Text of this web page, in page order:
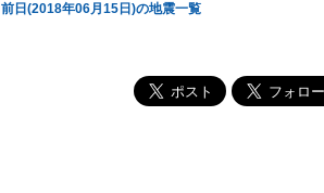
前日(2018年06月15日)の地震一覧